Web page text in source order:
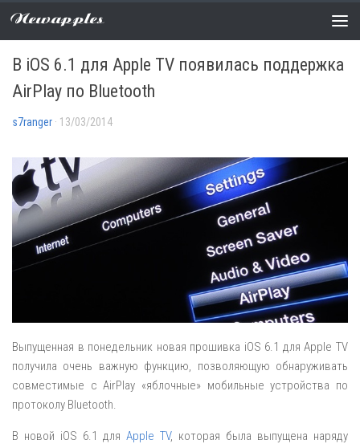
Newapples
НОВОСТИ 0 COMMENTS
В iOS 6.1 для Apple TV появилась поддержка
AirPlay по Bluetooth
s7ranger · 13/03/2014
Выпущенная в понедельник новая прошивка iOS 6.1 для Apple TV
получила очень важную функцию, позволяющую обнаруживать
совместимые с AirPlay «яблочные» мобильные устройства по
протоколу Bluetooth.
В новой iOS 6.1 для Apple TV, которая была выпущена наряду